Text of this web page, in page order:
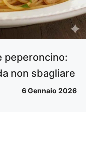
peperoncino:
non sbagliare
6 Gennaio 2026